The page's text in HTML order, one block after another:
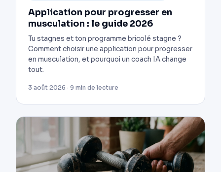
Application pour progresser en
musculation : le guide 2026
Tu stagnes et ton programme bricolé stagne ?
Comment choisir une application pour progresser
en musculation, et pourquoi un coach IA change
tout.
3 août 2026 · 9 min de lecture